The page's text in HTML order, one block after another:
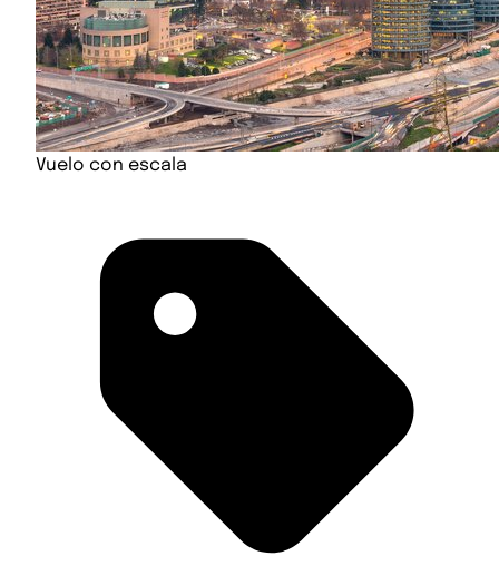
Vuelo con escala